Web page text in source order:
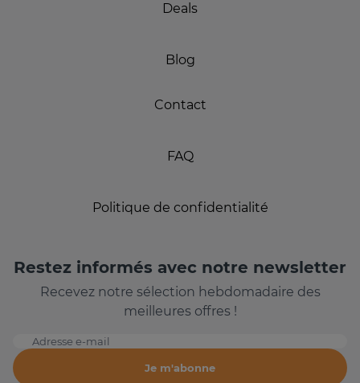
Deals
Blog
Contact
FAQ
Politique de confidentialité
Restez informés avec notre newsletter
Recevez notre sélection hebdomadaire des
meilleures offres !
Adresse e-mail
Je m'abonne